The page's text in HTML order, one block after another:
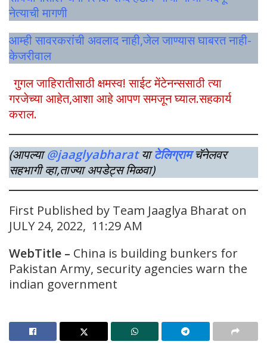
नेत्याची मागणी
आम्ही सावरकरांची अवलाद नाही,जेल जाण्यास घाबरत नाही-
केजरीवाल
गुगल जाहिरातीसाठी क्षमस्व! साईट मेंटेनन्ससाठी त्या
गरजेच्या आहेत,आशा आहे आपण समजून घ्याल.सहकार्य
कराल.
(आपल्या@jaaglyabharat याटेलिग्राम चॅनेलवर
सहभागी व्हा,ताज्या अपडेट्स मिळवा)
First Published by Team Jaaglya Bharat on
JULY 24, 2022, 11:29 AM
WebTitle – China is building bunkers for
Pakistan Army, security agencies warn the
indian government